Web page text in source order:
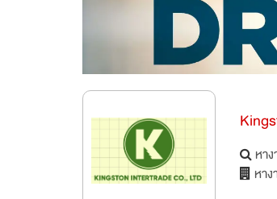
หา
หา